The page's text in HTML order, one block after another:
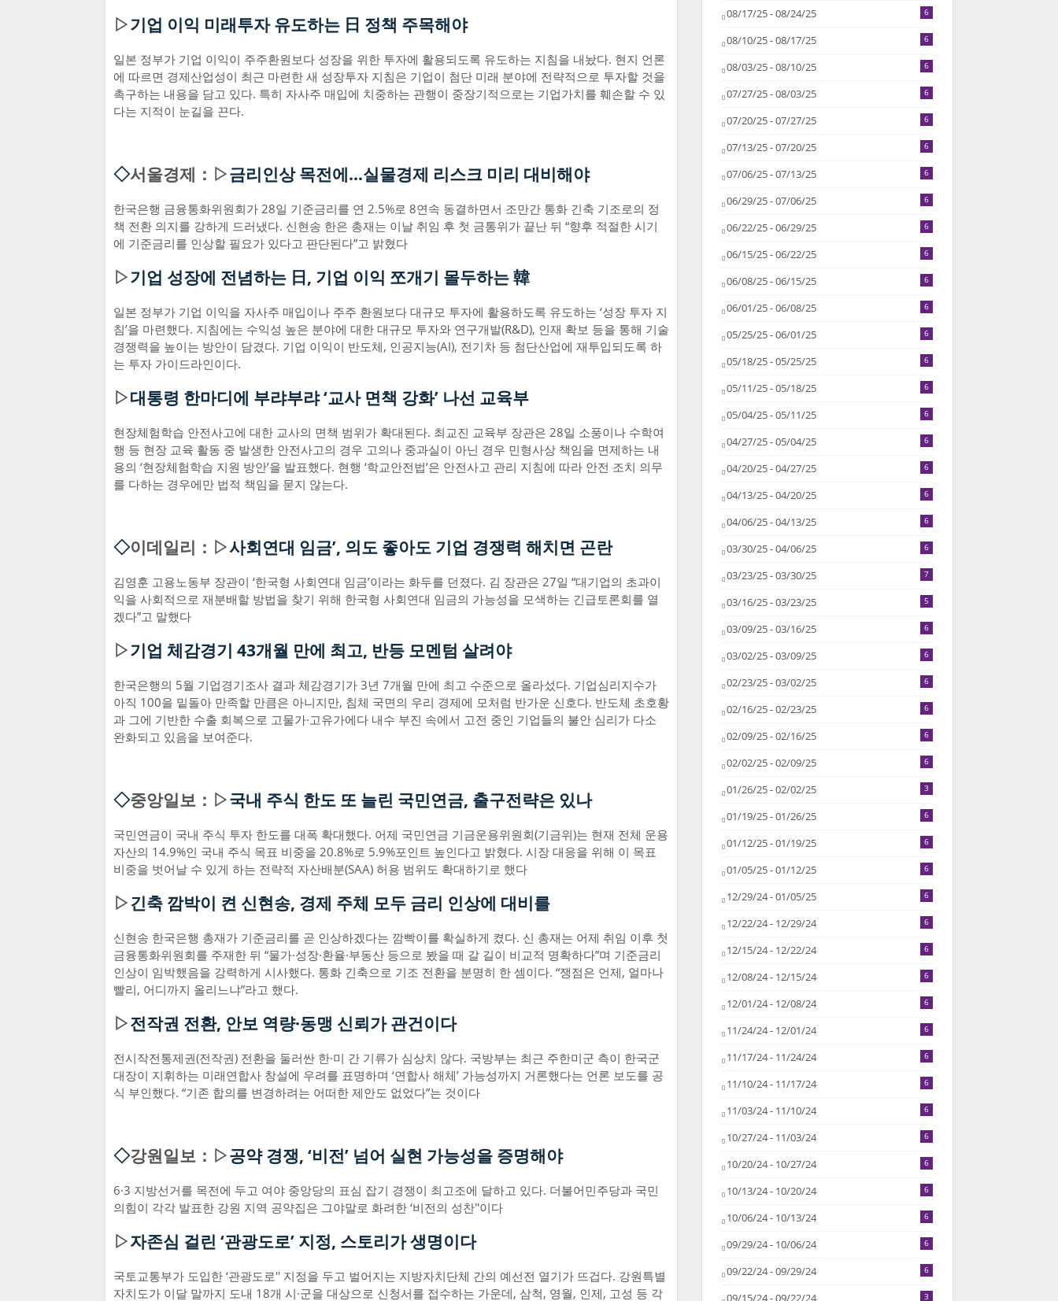
▷기업 이익 미래투자 유도하는 日 정책 주목해야
일본 정부가 기업 이익이 주주환원보다 성장을 위한 투자에 활용되도록 유도하는 지침을 내놨다. 현지 언론
에 따르면 경제산업성이 최근 마련한 새 성장투자 지침은 기업이 첨단 미래 분야에 전략적으로 투자할 것을
촉구하는 내용을 담고 있다. 특히 자사주 매입에 치중하는 관행이 중장기적으로는 기업가치를 훼손할 수 있
다는 지적이 눈길을 끈다.
◇서울경제：▷금리인상 목전에…실물경제 리스크 미리 대비해야
한국은행 금융통화위원회가 28일 기준금리를 연 2.5%로 8연속 동결하면서 조만간 통화 긴축 기조로의 정
책 전환 의지를 강하게 드러냈다. 신현송 한은 총재는 이날 취임 후 첫 금통위가 끝난 뒤 “향후 적절한 시기
에 기준금리를 인상할 필요가 있다고 판단된다”고 밝혔다
▷기업 성장에 전념하는 日, 기업 이익 쪼개기 몰두하는 韓
일본 정부가 기업 이익을 자사주 매입이나 주주 환원보다 대규모 투자에 활용하도록 유도하는 ‘성장 투자 지
침’을 마련했다. 지침에는 수익성 높은 분야에 대한 대규모 투자와 연구개발(R&D), 인재 확보 등을 통해 기술
경쟁력을 높이는 방안이 담겼다. 기업 이익이 반도체, 인공지능(AI), 전기차 등 첨단산업에 재투입되도록 하
는 투자 가이드라인이다.
▷대통령 한마디에 부랴부랴 ‘교사 면책 강화’ 나선 교육부
현장체험학습 안전사고에 대한 교사의 면책 범위가 확대된다. 최교진 교육부 장관은 28일 소풍이나 수학여
행 등 현장 교육 활동 중 발생한 안전사고의 경우 고의나 중과실이 아닌 경우 민형사상 책임을 면제하는 내
용의 ‘현장체험학습 지원 방안’을 발표했다. 현행 ‘학교안전법’은 안전사고 관리 지침에 따라 안전 조치 의무
를 다하는 경우에만 법적 책임을 묻지 않는다.
◇이데일리：▷사회연대 임금’, 의도 좋아도 기업 경쟁력 해치면 곤란
김영훈 고용노동부 장관이 ‘한국형 사회연대 임금’이라는 화두를 던졌다. 김 장관은 27일 “대기업의 초과이
익을 사회적으로 재분배할 방법을 찾기 위해 한국형 사회연대 임금의 가능성을 모색하는 긴급토론회를 열
겠다”고 말했다
▷기업 체감경기 43개월 만에 최고, 반등 모멘텀 살려야
한국은행의 5월 기업경기조사 결과 체감경기가 3년 7개월 만에 최고 수준으로 올라섰다. 기업심리지수가
아직 100을 밑돌아 만족할 만큼은 아니지만, 침체 국면의 우리 경제에 모처럼 반가운 신호다. 반도체 초호황
과 그에 기반한 수출 회복으로 고물가·고유가에다 내수 부진 속에서 고전 중인 기업들의 불안 심리가 다소
완화되고 있음을 보여준다.
◇중앙일보：▷국내 주식 한도 또 늘린 국민연금, 출구전략은 있나
국민연금이 국내 주식 투자 한도를 대폭 확대했다. 어제 국민연금 기금운용위원회(기금위)는 현재 전체 운용
자산의 14.9%인 국내 주식 목표 비중을 20.8%로 5.9%포인트 높인다고 밝혔다. 시장 대응을 위해 이 목표
비중을 벗어날 수 있게 하는 전략적 자산배분(SAA) 허용 범위도 확대하기로 했다
▷긴축 깜박이 켠 신현송, 경제 주체 모두 금리 인상에 대비를
신현송 한국은행 총재가 기준금리를 곧 인상하겠다는 깜빡이를 확실하게 켰다. 신 총재는 어제 취임 이후 첫
금융통화위원회를 주재한 뒤 “물가·성장·환율·부동산 등으로 봤을 때 갈 길이 비교적 명확하다”며 기준금리
인상이 임박했음을 강력하게 시사했다. 통화 긴축으로 기조 전환을 분명히 한 셈이다. “쟁점은 언제, 얼마나
빨리, 어디까지 올리느냐”라고 했다.
▷전작권 전환, 안보 역량·동맹 신뢰가 관건이다
전시작전통제권(전작권) 전환을 둘러싼 한·미 간 기류가 심상치 않다. 국방부는 최근 주한미군 측이 한국군
대장이 지휘하는 미래연합사 창설에 우려를 표명하며 ‘연합사 해체’ 가능성까지 거론했다는 언론 보도를 공
식 부인했다. “기존 합의를 변경하려는 어떠한 제안도 없었다”는 것이다
◇강원일보：▷공약 경쟁, ‘비전’ 넘어 실현 가능성을 증명해야
6·3 지방선거를 목전에 두고 여야 중앙당의 표심 잡기 경쟁이 최고조에 달하고 있다. 더불어민주당과 국민
의힘이 각각 발표한 강원 지역 공약집은 그야말로 화려한 ‘비전의 성찬''이다
▷자존심 걸린 ‘관광도로’ 지정, 스토리가 생명이다
국토교통부가 도입한 ‘관광도로'' 지정을 두고 벌어지는 지방자치단체 간의 예선전 열기가 뜨겁다. 강원특별
자치도가 이달 말까지 도내 18개 시·군을 대상으로 신청서를 접수하는 가운데, 삼척, 영월, 인제, 고성 등 각
08/17/25 - 08/24/25 6
08/10/25 - 08/17/25 6
08/03/25 - 08/10/25 6
07/27/25 - 08/03/25 6
07/20/25 - 07/27/25 6
07/13/25 - 07/20/25 6
07/06/25 - 07/13/25 6
06/29/25 - 07/06/25 6
06/22/25 - 06/29/25 6
06/15/25 - 06/22/25 6
06/08/25 - 06/15/25 6
06/01/25 - 06/08/25 6
05/25/25 - 06/01/25 6
05/18/25 - 05/25/25 6
05/11/25 - 05/18/25 6
05/04/25 - 05/11/25 6
04/27/25 - 05/04/25 6
04/20/25 - 04/27/25 6
04/13/25 - 04/20/25 6
04/06/25 - 04/13/25 6
03/30/25 - 04/06/25 6
03/23/25 - 03/30/25 7
03/16/25 - 03/23/25 5
03/09/25 - 03/16/25 6
03/02/25 - 03/09/25 6
02/23/25 - 03/02/25 6
02/16/25 - 02/23/25 6
02/09/25 - 02/16/25 6
02/02/25 - 02/09/25 6
01/26/25 - 02/02/25 3
01/19/25 - 01/26/25 6
01/12/25 - 01/19/25 6
01/05/25 - 01/12/25 6
12/29/24 - 01/05/25 6
12/22/24 - 12/29/24 6
12/15/24 - 12/22/24 6
12/08/24 - 12/15/24 6
12/01/24 - 12/08/24 6
11/24/24 - 12/01/24 6
11/17/24 - 11/24/24 6
11/10/24 - 11/17/24 6
11/03/24 - 11/10/24 6
10/27/24 - 11/03/24 6
10/20/24 - 10/27/24 6
10/13/24 - 10/20/24 6
10/06/24 - 10/13/24 6
09/29/24 - 10/06/24 6
09/22/24 - 09/29/24 6
09/15/24 - 09/22/24 3